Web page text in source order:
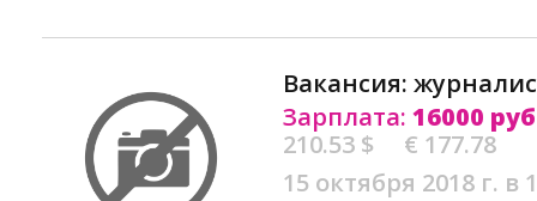
Вакансия:
Зарплата: 16000
210.53 $
€ 177.78
15 октября 2018 г. в